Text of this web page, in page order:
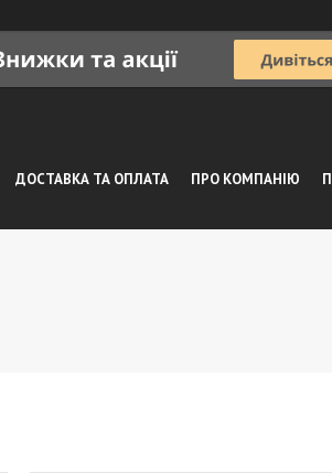
ДОСТАВКА ТА ОПЛАТА ПРО КОМПАНІЮ